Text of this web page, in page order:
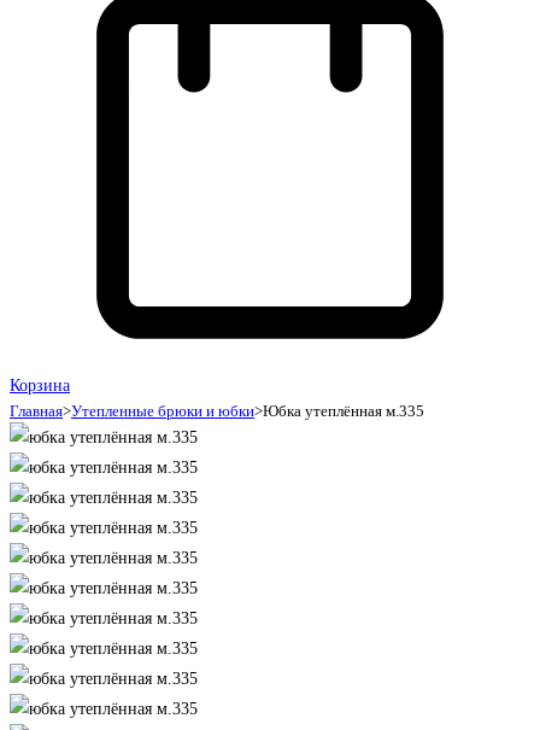
Корзина
Главная>Утепленные брюки и юбки>Юбка утеплённая м.335